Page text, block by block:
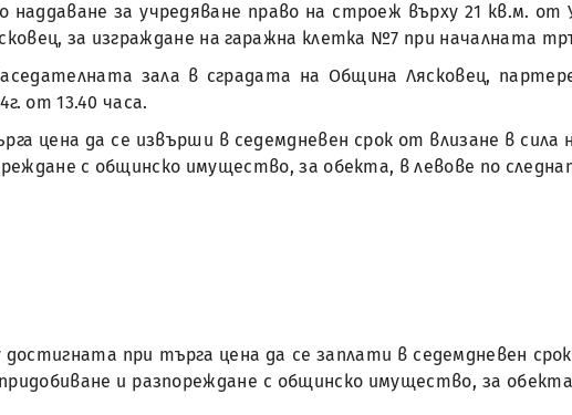
наддаване за учредяване право на строеж върху 21 кв.м.
за изграждане на гаражна клетка №7 при началната
зала в сградата на Община Лясковец,
от 13.40 часа.
цена да се извърши в седемдневен срок от влизане в сила
с общинско имущество, за обекта, в левове по
при търга цена да се заплати в седемдневен
и разпореждане с общинско имущество, за